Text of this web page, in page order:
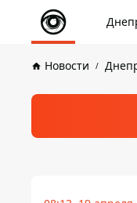
Новости